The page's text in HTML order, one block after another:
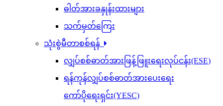
ဓါတ်အားခနှုန်းထားများ
သက်မှတ်ကြေး
သုံးစွဲမီတာစစ်ရန်
လျှပ်စစ်ဓာတ်အားဖြန့်ဖြူးရေးလုပ်ငန်း(ESE)
ရန်ကုန်လျှပ်စစ်ဓာတ်အားပေးရေး
ကော်ပိုရေးရှင်း(YESC)